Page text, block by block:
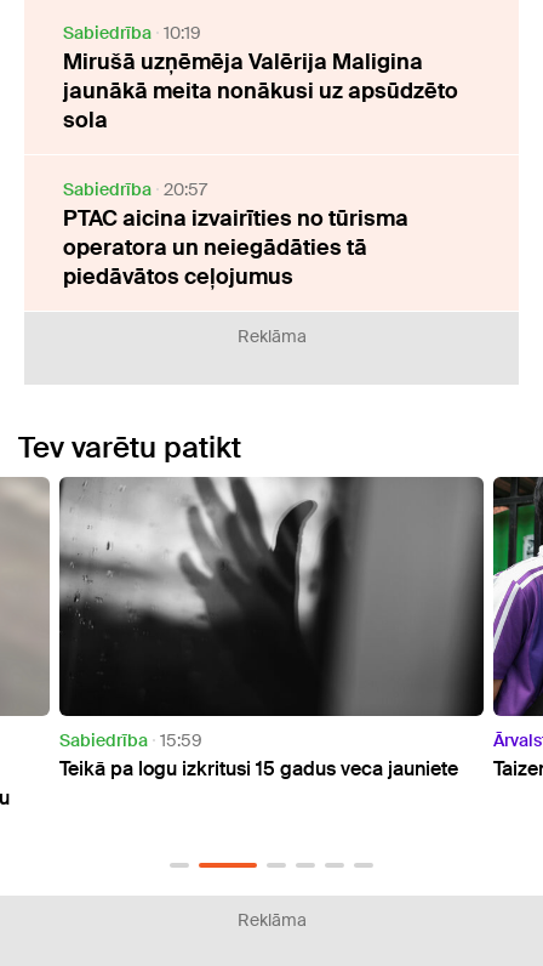
Sabiedrība 10:19
Mirušā uzņēmēja Valērija Maligina
jaunākā meita nonākusi uz apsūdzēto
sola
Sabiedrība 20:57
PTAC aicina izvairīties no tūrisma
operatora un neiegādāties tā
piedāvātos ceļojumus
Reklāma
Tev varētu patikt
gadus veca jauniete Taizemē apšaudē skolā nogalināti
Reklāma